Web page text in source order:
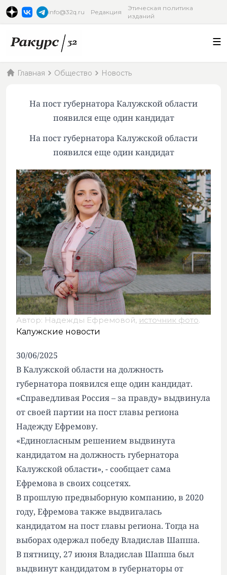
info@32q.ru Редакция
Этическая политика
изданий
Главная Общество Новость
На пост губернатора Калужской области
появился еще один кандидат
На пост губернатора Калужской области
появился еще один кандидат
Автор: Надежды Ефремовой, источник фото.
Калужские новости
30/06/2025
В Калужской области на должность
губернатора появился еще один кандидат.
«Справедливая Россия – за правду» выдвинула
от своей партии на пост главы региона
Надежду Ефремову.
«Единогласным решением выдвинута
кандидатом на должность губернатора
Калужской области», - сообщает сама
Ефремова в своих соцсетях.
В прошлую предвыборную компанию, в 2020
году, Ефремова также выдвигалась
кандидатом на пост главы региона. Тогда на
выборах одержал победу Владислав Шапша.
В пятницу, 27 июняВладислав Шапша был
выдвинут кандидатом в губернаторы от